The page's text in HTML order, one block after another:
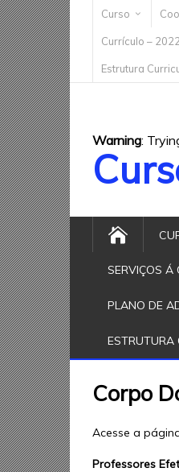
Curso
Currículo – 2022
Estrutura
Warning:
SERVIÇOS Á
PLANO DE
ESTRUTURA
Corpo
Acesse a
Professores